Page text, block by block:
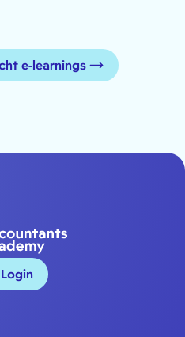
e-learnings
Login